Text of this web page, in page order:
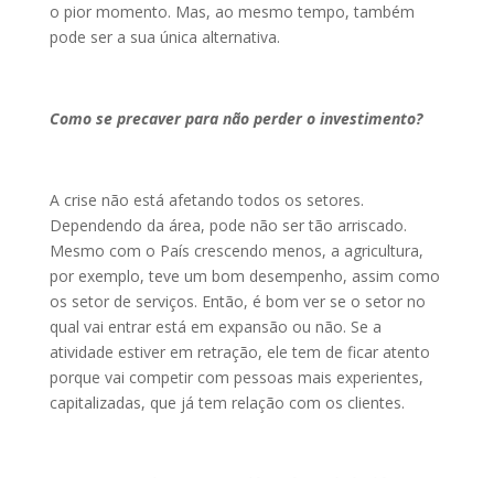
o pior momento. Mas, ao mesmo tempo, também
pode ser a sua única alternativa.
Como se precaver para não perder o investimento?
A crise não está afetando todos os setores.
Dependendo da área, pode não ser tão arriscado.
Mesmo com o País crescendo menos, a agricultura,
por exemplo, teve um bom desempenho, assim como
os setor de serviços. Então, é bom ver se o setor no
qual vai entrar está em expansão ou não. Se a
atividade estiver em retração, ele tem de ficar atento
porque vai competir com pessoas mais experientes,
capitalizadas, que já tem relação com os clientes.